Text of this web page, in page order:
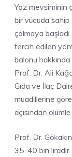
Yaz mevsiminin
bir vücuda sahip
çalmaya
tercih edilen
balonu hakkında
Prof. Dr. Ali
Gıda ve İlaç
muadillerine
açısından
Prof. Dr.
35-40 bin